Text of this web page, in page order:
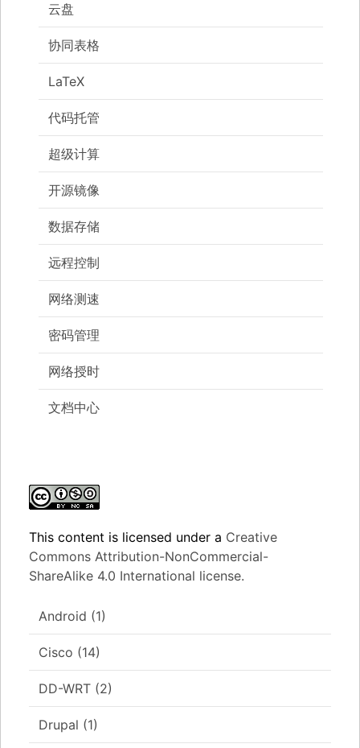
云盘
协同表格
LaTeX
代码托管
超级计算
开源镜像
数据存储
远程控制
网络测速
密码管理
网络授时
文档中心
This content is licensed under a Creative
Commons Attribution-NonCommercial-
ShareAlike 4.0 International license.
Android (1)
Cisco (14)
DD-WRT (2)
Drupal (1)